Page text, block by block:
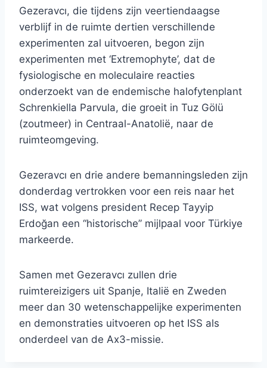
Gezeravcı, die tijdens zijn veertiendaagse
verblijf in de ruimte dertien verschillende
experimenten zal uitvoeren, begon zijn
experimenten met ‘Extremophyte’, dat de
fysiologische en moleculaire reacties
onderzoekt van de endemische halofytenplant
Schrenkiella Parvula, die groeit in Tuz Gölü
(zoutmeer) in Centraal-Anatolië, naar de
ruimteomgeving.
Gezeravcı en drie andere bemanningsleden zijn
donderdag vertrokken voor een reis naar het
ISS, wat volgens president Recep Tayyip
Erdoğan een “historische” mijlpaal voor Türkiye
markeerde.
Samen met Gezeravcı zullen drie
ruimtereizigers uit Spanje, Italië en Zweden
meer dan 30 wetenschappelijke experimenten
en demonstraties uitvoeren op het ISS als
onderdeel van de Ax3-missie.